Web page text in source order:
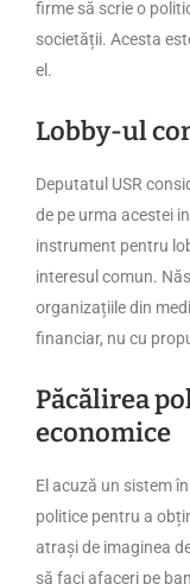
firme să scrie o
societății. Acesta
el.
Lobby-ul
Deputatul USR
de pe urma acestei
instrument pentru
interesul comun.
organizațiile din
financiar, nu cu
Păcălirea
economice
El acuză un sistem
politice pentru a
atrași de imaginea
să faci afaceri pe